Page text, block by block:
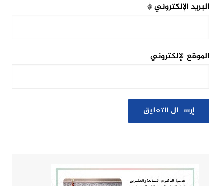
البريد الإلكتروني*
الموقع الإلكتروني